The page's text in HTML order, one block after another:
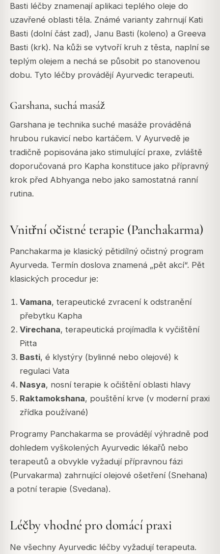
Basti léčby znamenají aplikaci teplého oleje do
uzavřené oblasti těla. Známé varianty zahrnují Kati
Basti (dolní část zad), Janu Basti (koleno) a Greeva
Basti (krk). Na kůži se vytvoří kruh z těsta, naplní se
teplým olejem a nechá se působit po stanovenou
dobu. Tyto léčby provádějí Ayurvedic terapeuti.
Garshana, suchá masáž
Garshana je technika suché masáže prováděná
hrubou rukavicí nebo kartáčem. V Ayurvedě je
tradičně popisována jako stimulující praxe, zvláště
doporučovaná pro Kapha konstituce jako přípravný
krok před Abhyanga nebo jako samostatná ranní
rutina.
Vnitřní očistné terapie (Panchakarma)
Panchakarma je klasický pětidílný očistný program
Ayurveda. Termín doslova znamená „pět akcí“. Pět
klasických procedur je:
Vamana, terapeutické zvracení k odstranění
přebytku Kapha
Virechana, terapeutická projímadla k vyčištění
Pitta
Basti, é klystýry (bylinné nebo olejové) k
regulaci Vata
Nasya, nosní terapie k očištění oblasti hlavy
Raktamokshana, pouštění krve (v moderní praxi
zřídka používané)
Programy Panchakarma se provádějí výhradně pod
dohledem vyškolených Ayurvedic lékařů nebo
terapeutů a obvykle vyžadují přípravnou fázi
(Purvakarma) zahrnující olejové ošetření (Snehana)
a potní terapie (Svedana).
Léčby vhodné pro domácí praxi
Ne všechny Ayurvedic léčby vyžadují terapeuta.